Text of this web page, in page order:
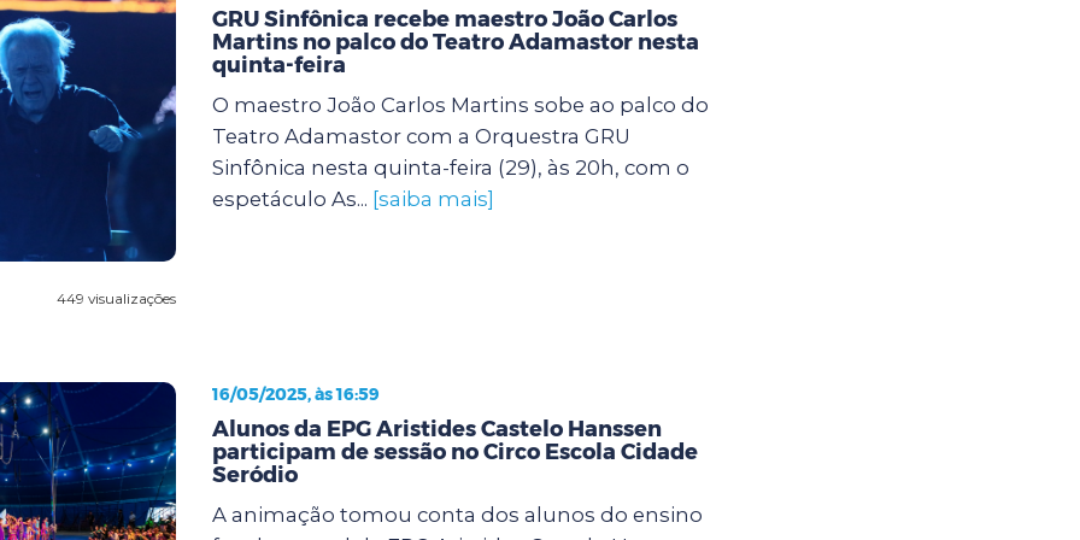
449 visualizações
GRU Sinfônica recebe maestro João Carlos
Martins no palco do Teatro Adamastor nesta
quinta-feira
O maestro João Carlos Martins sobe ao palco do
Teatro Adamastor com a Orquestra GRU
Sinfônica nesta quinta-feira (29), às 20h, com o
espetáculo As... [saiba mais]
16/05/2025, às 16:59
Alunos da EPG Aristides Castelo Hanssen
participam de sessão no Circo Escola Cidade
Seródio
A animação tomou conta dos alunos do ensino